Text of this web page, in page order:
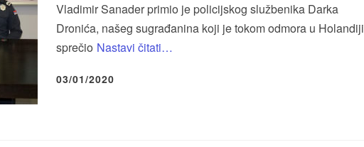
Vladimir Sanader primio je policijskog službenika Darka
Dronića, našeg sugrađanina koji je tokom odmora u Holandiji
sprečio Nastavi čitati…
03/01/2020